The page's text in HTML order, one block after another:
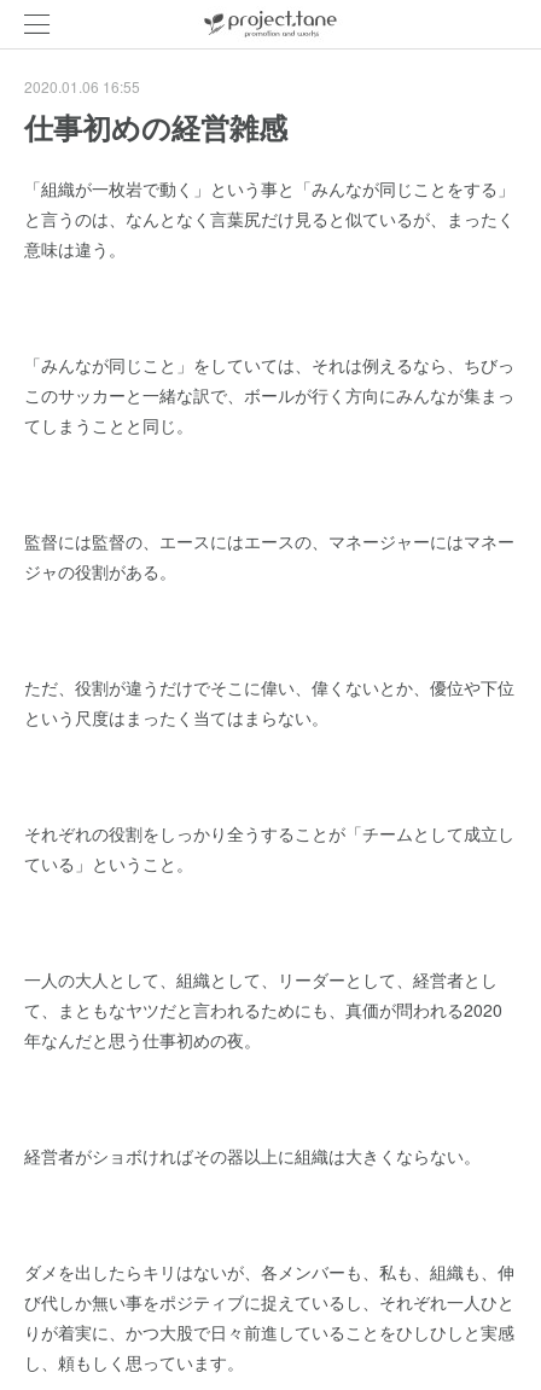
2020.01.06 16:55
仕事初めの経営雑感
「組織が一枚岩で動く」という事と「みんなが同じことをする」
と言うのは、なんとなく言葉尻だけ見ると似ているが、まったく
意味は違う。
「みんなが同じこと」をしていては、それは例えるなら、ちびっ
このサッカーと一緒な訳で、ボールが行く方向にみんなが集まっ
てしまうことと同じ。
監督には監督の、エースにはエースの、マネージャーにはマネー
ジャの役割がある。
ただ、役割が違うだけでそこに偉い、偉くないとか、優位や下位
という尺度はまったく当てはまらない。
それぞれの役割をしっかり全うすることが「チームとして成立し
ている」ということ。
一人の大人として、組織として、リーダーとして、経営者とし
て、まともなヤツだと言われるためにも、真価が問われる2020
年なんだと思う仕事初めの夜。
経営者がショボければその器以上に組織は大きくならない。
ダメを出したらキリはないが、各メンバーも、私も、組織も、伸
び代しか無い事をポジティブに捉えているし、それぞれ一人ひと
りが着実に、かつ大股で日々前進していることをひしひしと実感
し、頼もしく思っています。